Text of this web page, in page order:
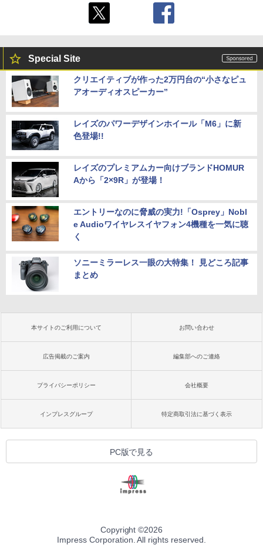
Special Site
クリエイティブが作った2万円台の“小さなピュ
アオーディオスピーカー”
レイズのパワーデザインホイール「M6」に新
色登場!!
レイズのプレミアムカー向けブランドHOMUR
Aから「2×9R」が登場！
エントリーなのに脅威の実力!「Osprey」Nobl
e Audioワイヤレスイヤフォン4機種を一気に聴
く
ソニーミラーレス一眼の大特集！ 見どころ記事
まとめ
本サイトのご利用について お問い合わせ
広告掲載のご案内 編集部へのご連絡
プライバシーポリシー 会社概要
インプレスグループ 特定商取引法に基づく表示
PC版で見る
Copyright ©2026
Impress Corporation. All rights reserved.